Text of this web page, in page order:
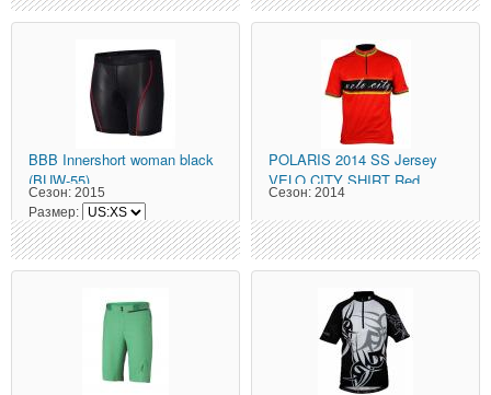
BBB Innershort woman black
(BUW-55)
Сезон: 2015
Размер:
POLARIS 2014 SS Jersey
VELO CITY SHIRT Red
Сезон: 2014